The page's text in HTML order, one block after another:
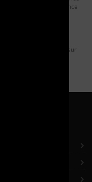
d’une performance
long terme en vous
plan de maintenance sur